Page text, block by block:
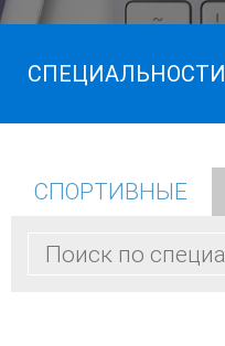
СПЕЦИАЛЬНОСТИ
СПОРТИВНЫЕ